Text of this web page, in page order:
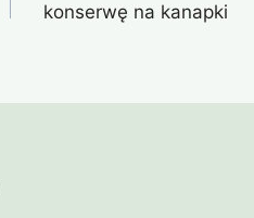
konserwę na kanapki